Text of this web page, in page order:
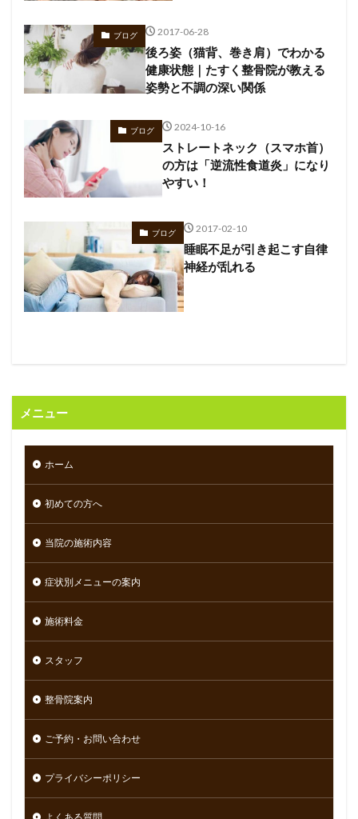
ブログ 2017-06-28
後ろ姿（猫背、巻き肩）でわかる
健康状態｜たすく整骨院が教える
姿勢と不調の深い関係
ブログ 2024-10-16
ストレートネック（スマホ首）
の方は「逆流性食道炎」になり
やすい！
ブログ 2017-02-10
睡眠不足が引き起こす自律
神経が乱れる
メニュー
ホーム
初めての方へ
当院の施術内容
症状別メニューの案内
施術料金
スタッフ
整骨院案内
ご予約・お問い合わせ
プライバシーポリシー